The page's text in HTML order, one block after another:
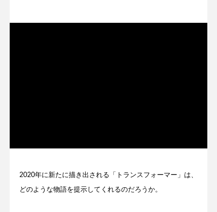
2020年に新たに描き出される「トランスフォーマー」は、
どのような物語を提示してくれるのだろうか。